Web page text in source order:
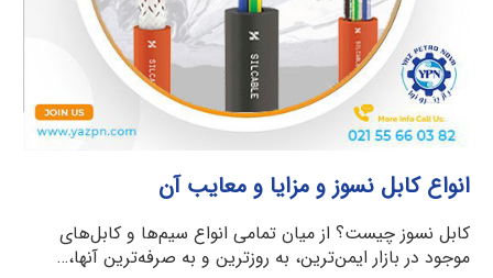
انواع کابل نسوز و مزایا و معایب آن
کابل نسوز چیست؟ از میان تمامی انواع سیم‌ها و کابل‌های
موجود در بازار ایمن‌ترین، به روزترین و به ‌صرفه‌ترین آنها،…